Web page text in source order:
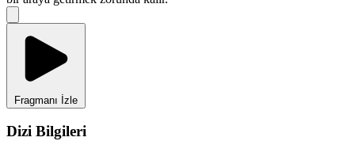
Fragmanı İzle
Dizi Bilgileri